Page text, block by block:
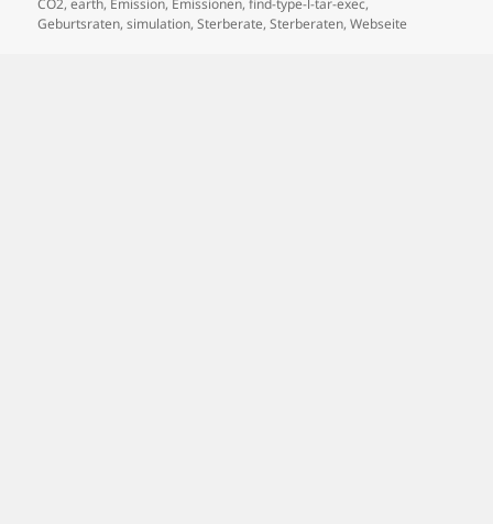
CO2,earth, Emission, Emissionen,find-type-l-tar-exec,
Geburtsraten,simulation,Sterberate,Sterberaten,Webseite